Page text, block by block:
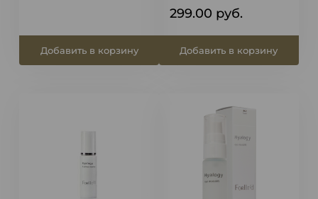
Добавить в корзину
299.00 руб.
Добавить в корзину